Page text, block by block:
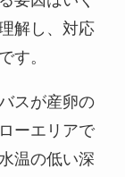
解し、対応
す。
スが産卵の
ーエリアで
温の低い深